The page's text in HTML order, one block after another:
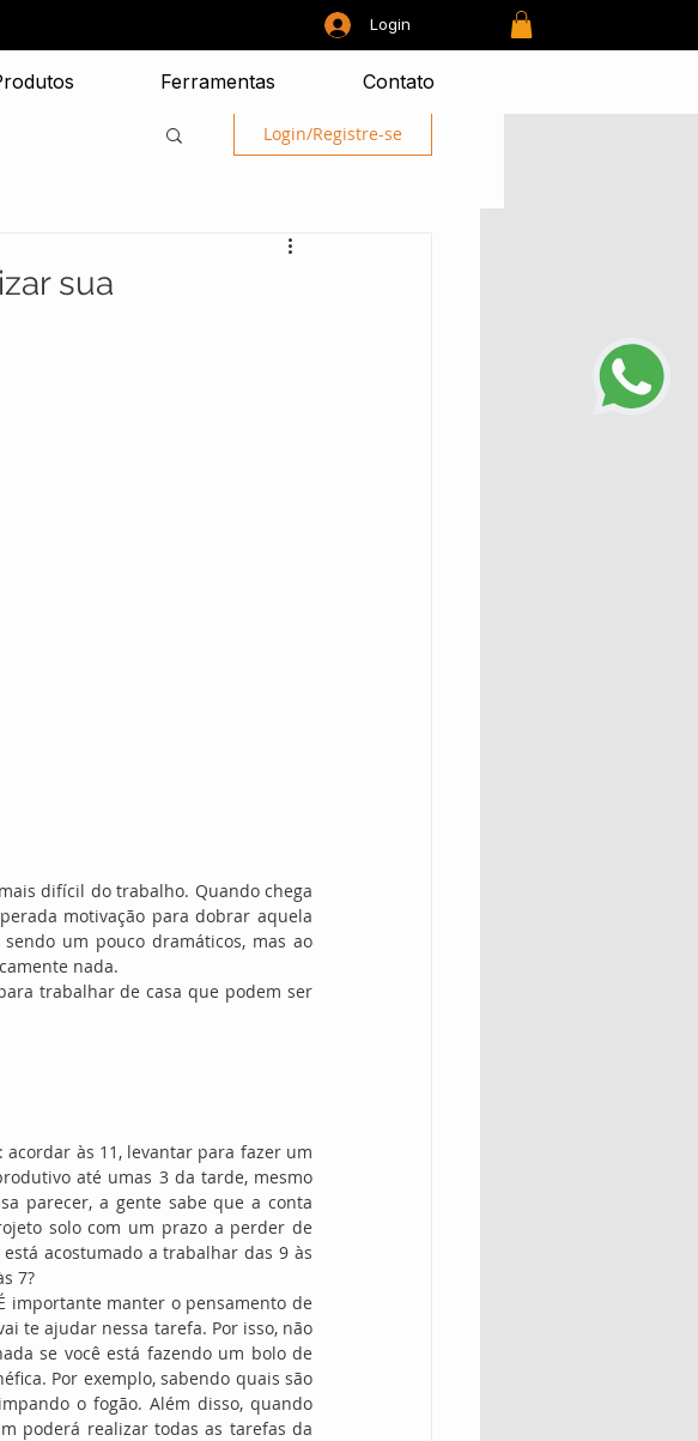
Login
Ferramentas Contato
Login/Registre-se
sua
difícil do trabalho. Quando chega
motivação para dobrar aquela
um pouco dramáticos, mas ao
nada.
trabalhar de casa que podem ser
às 11, levantar para fazer um
até umas 3 da tarde, mesmo
parecer, a gente sabe que a conta
solo com um prazo a perder de
acostumado a trabalhar das 9 às
7?
importante manter o pensamento de
te ajudar nessa tarefa. Por isso, não
se você está fazendo um bolo de
Por exemplo, sabendo quais são
o fogão. Além disso, quando
poderá realizar todas as tarefas da